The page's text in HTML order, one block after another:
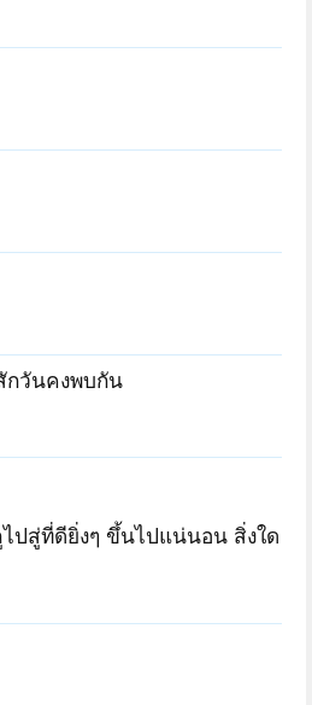
กวันคงพบกัน
ปสู่ที่ดียิ่งๆ ขึ้นไปแน่นอน สิ่งใด